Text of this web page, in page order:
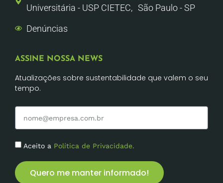
Universitária - USP CIETEC, São Paulo - SP
Denúncias
ASSINE NOSSA NEWS
Atualizações sobre sustentabilidade que valem o seu
tempo.
Aceito a Política de Privacidade.
Quero me manter informado!